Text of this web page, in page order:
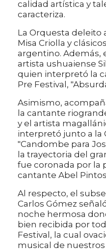
calidad artística y
caracteriza.
La Orquesta deleito
Misa Criolla y
argentino. Además,
artista ushuaiense
quien interpretó la
Pre Festival,
Asimismo,
la cantante
y el artista
interpretó junto a la
"Candombe para
la trayectoria del
fue coronada por la
cantante Abel
Al respecto, el
Carlos Gómez
noche hermosa
bien recibida por
Festival, la cual
musical de nuestros